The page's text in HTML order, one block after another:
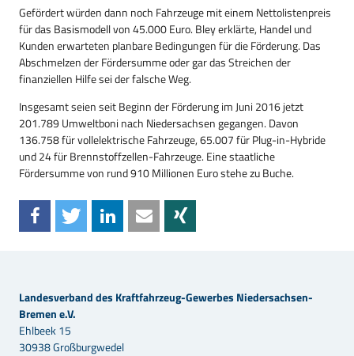
Gefördert würden dann noch Fahrzeuge mit einem Nettolistenpreis
für das Basismodell von 45.000 Euro. Bley erklärte, Handel und
Kunden erwarteten planbare Bedingungen für die Förderung. Das
Abschmelzen der Fördersumme oder gar das Streichen der
finanziellen Hilfe sei der falsche Weg.
Insgesamt seien seit Beginn der Förderung im Juni 2016 jetzt
201.789 Umweltboni nach Niedersachsen gegangen. Davon
136.758 für vollelektrische Fahrzeuge, 65.007 für Plug-in-Hybride
und 24 für Brennstoffzellen-Fahrzeuge. Eine staatliche
Fördersumme von rund 910 Millionen Euro stehe zu Buche.
Landesverband des Kraftfahrzeug-Gewerbes Niedersachsen-
Bremen e.V.
Ehlbeek 15
30938 Großburgwedel